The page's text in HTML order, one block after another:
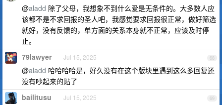
@aladd 除了父母，我想象不到什么爱是无条件的。大多数人应
该都不是不求回报的圣人吧，我感觉要求回报很正常，做好筛选
就好，没有反馈的，单方面的关系本身就不正常，应该及时停
止。
68
79lawyer Jul 15, 2025
@aladd 哈哈哈哈是，好久没有在这个版块里遇到这么多回复还
没有吵起来的贴了
69
bailitusu Jul 15, 2025